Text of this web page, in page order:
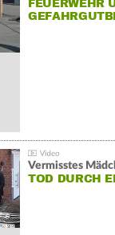
FEUERWEHR
Vermisstes
TOD DURCH